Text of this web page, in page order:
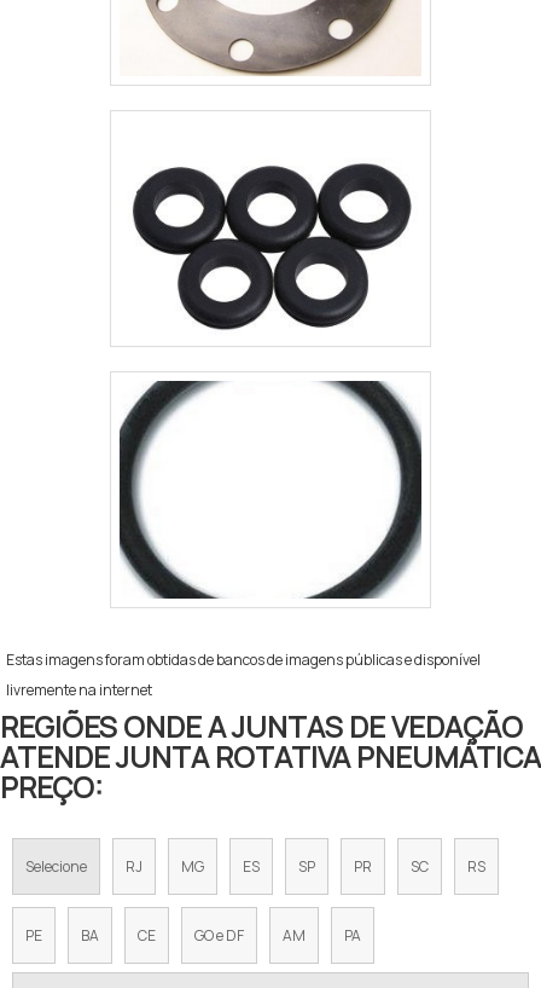
Estas imagens foram obtidas de bancos de imagens públicas e disponível
livremente na internet
REGIÕES ONDE A JUNTAS DE VEDAÇÃO
ATENDE JUNTA ROTATIVA PNEUMÁTICA
PREÇO:
Selecione RJ MG ES SP PR SC RS
PE BA CE GO e DF AM PA